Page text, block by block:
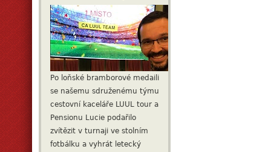
Po loňské bramborové medaili
se našemu sdruženému týmu
cestovní kaceláře LUUL tour a
Pensionu Lucie podařilo
zvítězit v turnaji ve stolním
fotbálku a vyhrát letecký